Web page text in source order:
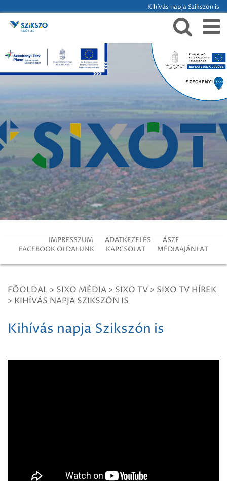
Kihívás napja Szikszón is
IMPRESSZUM ADATKEZELÉS
ÁSZF
FACEBOOK OLDALUNK
KAPCSOLAT MÉDIAAJÁNLAT
FŐOLDAL > SIXO MÉDIA > SIXO TV > SIXO TV HÍREK
> KIHÍVÁS NAPJA SZIKSZÓN IS
Kihívás napja Szikszón is